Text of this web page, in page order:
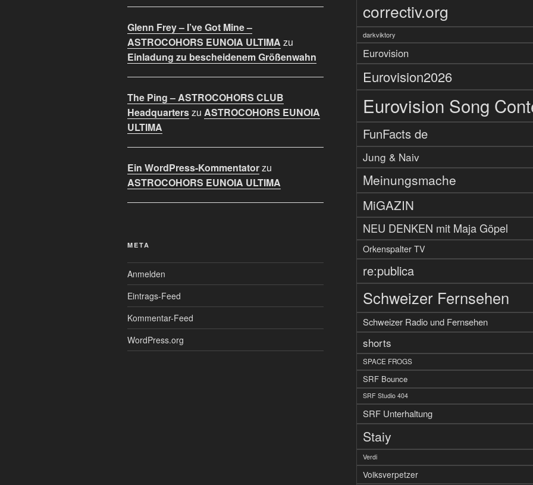
Glenn Frey – I’ve Got Mine –
ASTROCOHORS EUNOIA ULTIMA zu
Einladung zu bescheidenem Größenwahn
The Ping – ASTROCOHORS CLUB
Headquarterszu ASTROCOHORS EUNOIA
ULTIMA
Ein WordPress-Kommentatorzu
ASTROCOHORS EUNOIA ULTIMA
META
Anmelden
Eintrags-Feed
Kommentar-Feed
WordPress.org
correctiv.org
darkviktory
Eurovision
Eurovision2026
Eurovision Song
FunFacts de
Jung & Naiv
Meinungsmache
MiGAZIN
NEU DENKEN mit Maja Göpel
Orkenspalter TV
re:publica
Schweizer Fernsehen
Schweizer Radio und Fernsehen
shorts
SPACE FROGS
SRF Bounce
SRF Studio 404
SRF Unterhaltung
Staiy
Verdi
Volksverpetzer